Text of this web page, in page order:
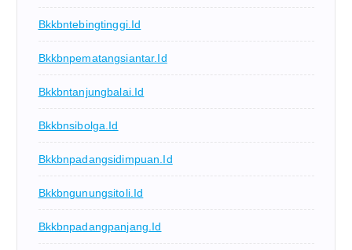
Bkkbntebingtinggi.id
Bkkbnpematangsiantar.id
Bkkbntanjungbalai.id
Bkkbnsibolga.id
Bkkbnpadangsidimpuan.id
Bkkbngunungsitoli.id
Bkkbnpadangpanjang.id